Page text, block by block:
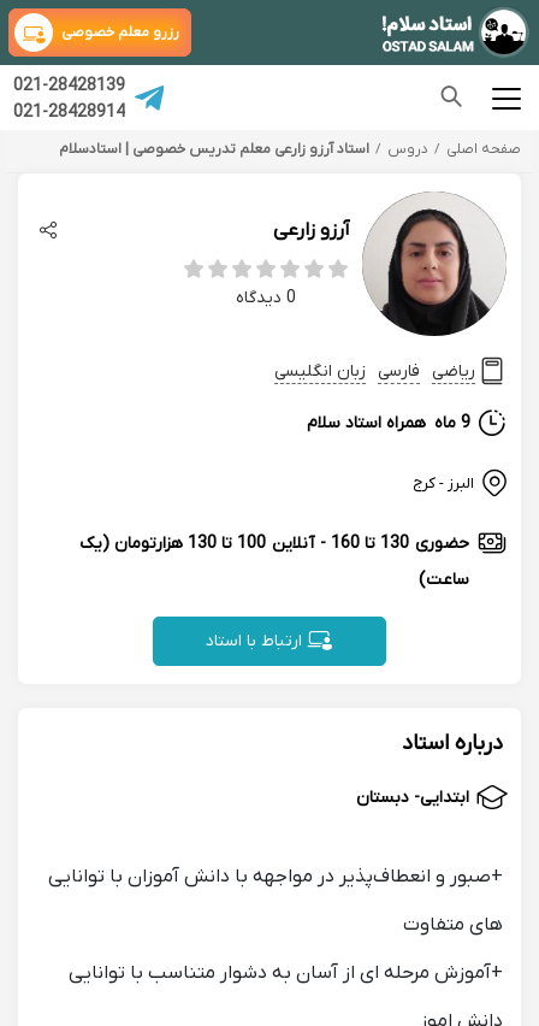
رزرو معلم خصوصی
021-28428139
021-28428914
صفحه اصلی دروس استاد آرزو زارعی معلم تدریس خصوصی | استادسلام
آرزو زارعی
0 دیدگاه
ریاضی فارسی زبان انگلیسی
9 ماه همراه استاد سلام
البرز - کرج
حضوری 130 تا 160 - آنلاین 100 تا 130 هزارتومان
(یک
ساعت)
ارتباط با استاد
درباره استاد
ابتدایی- دبستان
+صبور و انعطاف‌پذیر در مواجهه با دانش آموزان با توانایی
های متفاوت
+آموزش مرحله ای از آسان به دشوار متناسب با توانایی
دانش اموز